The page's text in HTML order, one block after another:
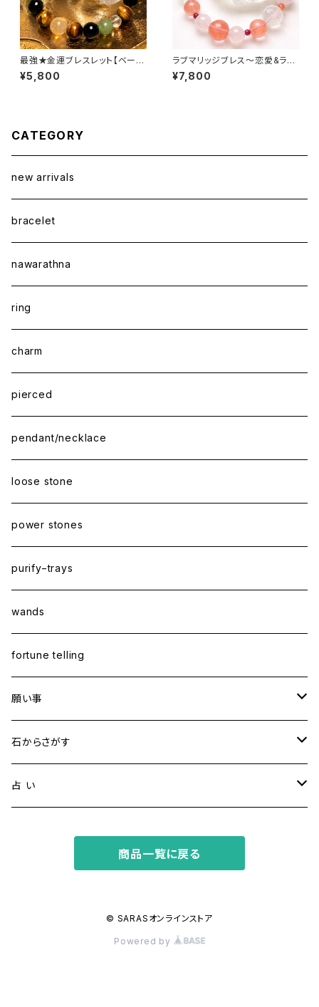
最強★金運ブレスレット【ベーシ
ック】
¥5,800
ラブマリッジブレス〜恋愛&ラブ
運アップ〜
¥7,800
CATEGORY
new arrivals
bracelet
nawarathna
ring
charm
pierced
pendant/necklace
loose stone
power stones
purify−trays
wands
fortune telling
願い事
健康・恋愛・愛情
精神安定・安らぎ
金運・ビジネス
石からさがす
アイオライト
占 い
ホロスコープ占星術
商品一覧に戻る
© SARASオンラインストア
Powered by